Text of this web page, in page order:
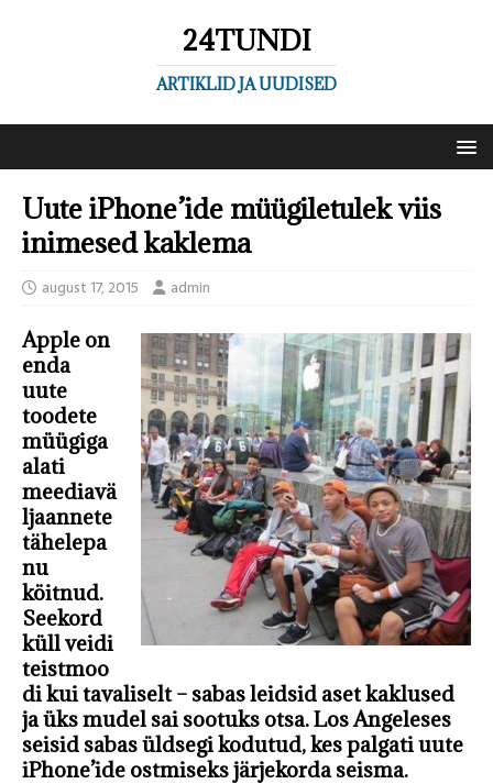
24TUNDI
ARTIKLID JA UUDISED
Uute iPhone’ide müügiletulek viis
inimesed kaklema
august 17, 2015 admin
Apple on
enda
uute
toodete
müügiga
alati
meediavä
ljaannete
tähelepa
nu
köitnud.
Seekord
küll veidi
teistmoo
di kui tavaliselt – sabas leidsid aset kaklused
ja üks mudel sai sootuks otsa. Los Angeleses
seisid sabas üldsegi kodutud, kes palgati uute
iPhone’ide ostmiseks järjekorda seisma.